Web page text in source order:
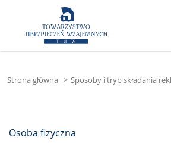
Strona główna > Sposoby i tryb składania
Osoba fizyczna